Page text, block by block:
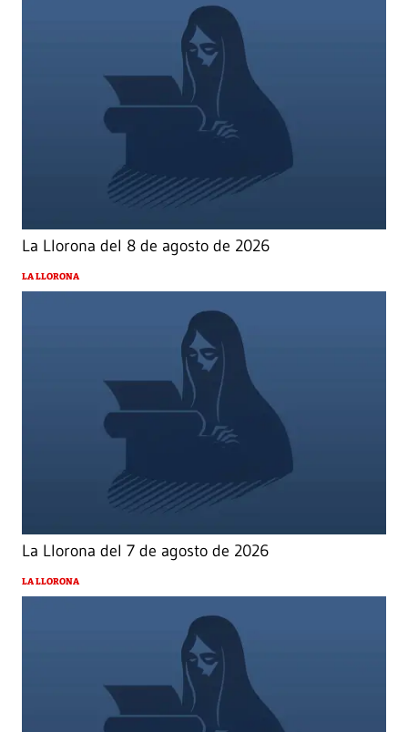
La Llorona del 8 de agosto de 2026
LA LLORONA
La Llorona del 7 de agosto de 2026
LA LLORONA